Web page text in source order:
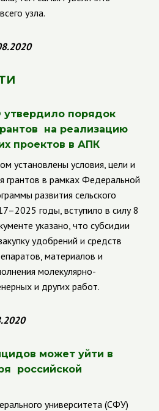
узла.
утвердило порядок
на реализацию
проектов в АПК
установлены условия, цели и
грантов в рамках Федеральной
развития сельского
годы, вступило в силу 8
указано, что субсидии
удобрений и средств
материалов и
молекулярно-
и других работ.
может уйти в
российской
университета (СФУ)